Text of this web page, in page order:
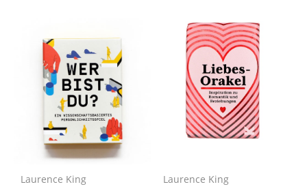
Laurence King
Laurence King